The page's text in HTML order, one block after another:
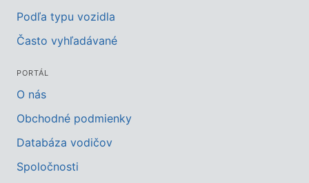
Podľa typu vozidla
Často vyhľadávané
PORTÁL
O nás
Obchodné podmienky
Databáza vodičov
Spoločnosti